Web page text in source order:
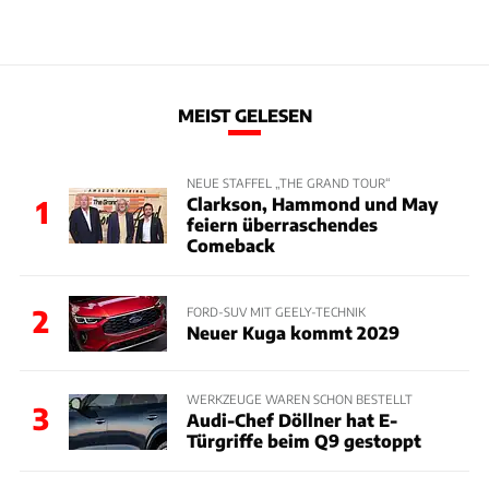
MEIST GELESEN
1
NEUE STAFFEL „THE GRAND TOUR“
Clarkson, Hammond und May
feiern überraschendes
Comeback
2 FORD-SUV MIT GEELY-TECHNIK
Neuer Kuga kommt 2029
3
WERKZEUGE WAREN SCHON BESTELLT
Audi-Chef Döllner hat E-
Türgriffe beim Q9 gestoppt